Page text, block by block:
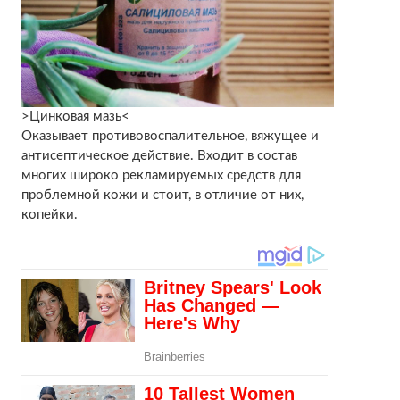
>Цинковая мазь<
Оказывает противовоспалительное, вяжущее и
антисептическое действие. Входит в состав
многих широко рекламируемых средств для
проблемной кожи и стоит, в отличие от них,
копейки.